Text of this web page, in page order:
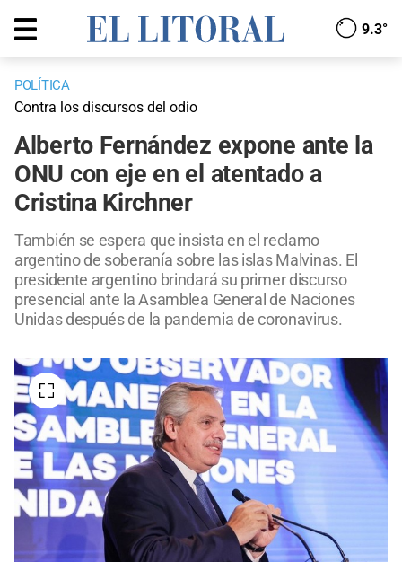
9.3°
POLÍTICA
Contra los discursos del odio
Alberto Fernández expone ante la
ONU con eje en el atentado a
Cristina Kirchner
También se espera que insista en el reclamo
argentino de soberanía sobre las islas Malvinas. El
presidente argentino brindará su primer discurso
presencial ante la Asamblea General de Naciones
Unidas después de la pandemia de coronavirus.